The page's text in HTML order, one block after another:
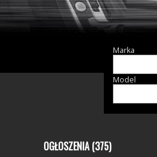
Marka
Model
OGŁOSZENIA (375)